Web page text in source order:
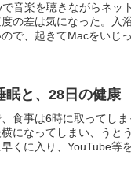
音楽を聴きながらネッ
の差は気になった。入
で、起きてMacをいじ
眠と、28日の健康
食事は6時に取ってし
になってしまい、うと
くに入り、YouTube等